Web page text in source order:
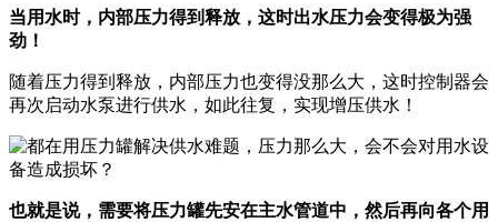
当用水时，内部压力得到释放，这时出水压力会变得极为强
劲！
随着压力得到释放，内部压力也变得没那么大，这时控制器会
再次启动水泵进行供水，如此往复，实现增压供水！
也就是说，需要将压力罐先安在主水管道中，然后再向各个用